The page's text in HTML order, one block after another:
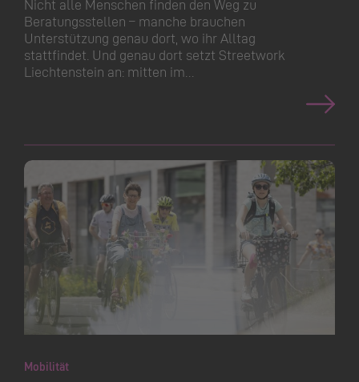
Nicht alle Menschen finden den Weg zu
Beratungsstellen – manche brauchen
Unterstützung genau dort, wo ihr Alltag
stattfindet. Und genau dort setzt Streetwork
Liechtenstein an: mitten im…
Mobilität